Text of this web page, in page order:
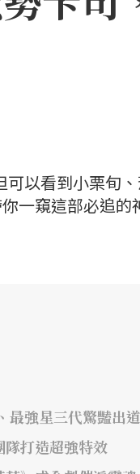
以看到小栗旬
一窺這部必追的
最強星三代驚豔出道
隊打造超強特效